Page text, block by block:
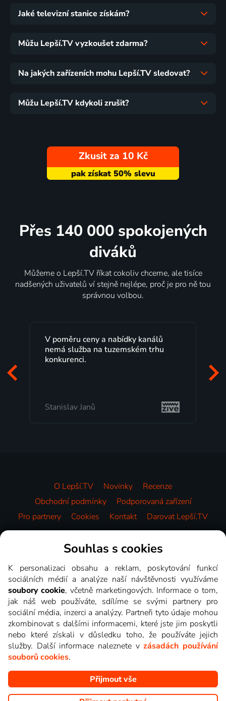
Jaké televizní stanice získám?
Můžu Lepší.TV vyzkoušet zdarma?
Na jakých zařízeních mohu Lepší.TV sledovat?
Můžu Lepší.TV kdykoli zrušit?
Zkusit za 10 Kč
Přes 140 000 spokojených
diváků
Můžeme o Lepší.TV říkat cokoliv chceme, ale tisíce
nadšených uživatelů ví stejně nejlépe, proč je pro ně tou
správnou volbou.
Lepší.TV sleduji už několik let s
maximální spokojeností. Velký výběr
programů a nemuset běžet k TV na
Milada Tomešová
O Lepší.TV Novinky
Recenze
Obchodní podmínky
Podporovaná zařízení
Pro partnery
Cookies Kontakt Darovat Lepší.TV
Videotéka
Copyright © goNET s.r.o. Na tomto webu jsou zobrazovány
obrázky z pořadů TV stanic, které můžete sledovat v Lepší.TV.
Souhlas s cookies
K personalizaci obsahu a reklam, poskytování funkcí
sociálních médií a analýze naší návštěvnosti využíváme
soubory cookie, včetně marketingových. Informace o tom,
jak náš web používáte, sdílíme se svými partnery pro
sociální média, inzerci a analýzy. Partneři tyto údaje mohou
zkombinovat s dalšími informacemi, které jste jim poskytli
nebo které získali v důsledku toho, že používáte jejich
služby. Další informace naleznete vzásadách používání
souborů cookies.
Přijmout vše